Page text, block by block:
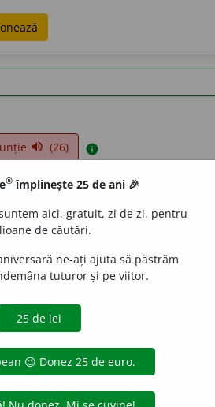
volume_up (26) info
dexonline. Definițiile originale se
depreferințe.
® împlinește 25 de ani 🎉
aici, gratuit, zi de zi, pentru
de căutări.
ne-ați ajuta să păstrăm
tuturor și pe viitor.